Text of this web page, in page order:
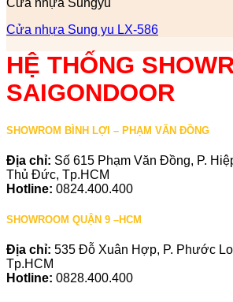
Cửa nhựa Sung yu LX-586
HỆ THỐNG
SAIGONDOOR
SHOWROM BÌNH LỢI – PHẠM VĂN ĐỒNG
Địa chỉ: Số 615 Phạm Văn Đồng, P.
Thủ Đức, Tp.HCM
Hotline: 0824.400.400
SHOWROOM QUẬN 9 –HCM
Địa chỉ: 535 Đỗ Xuân Hợp, P. Phước
Tp.HCM
Hotline: 0828.400.400